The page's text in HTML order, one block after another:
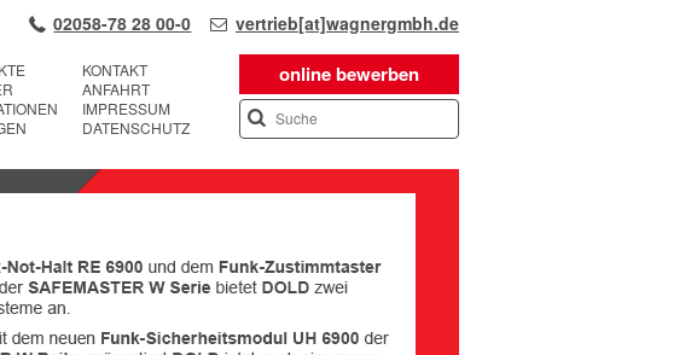
02058-78 28 00-0 vertrieb[at]wagnergmbh.de
online bewerben
KONTAKT
ANFAHRT
IMPRESSUM
DATENSCHUTZ